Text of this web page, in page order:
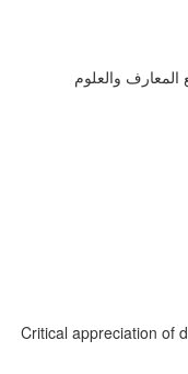
المعارف والعلوم
Critical appreciation of